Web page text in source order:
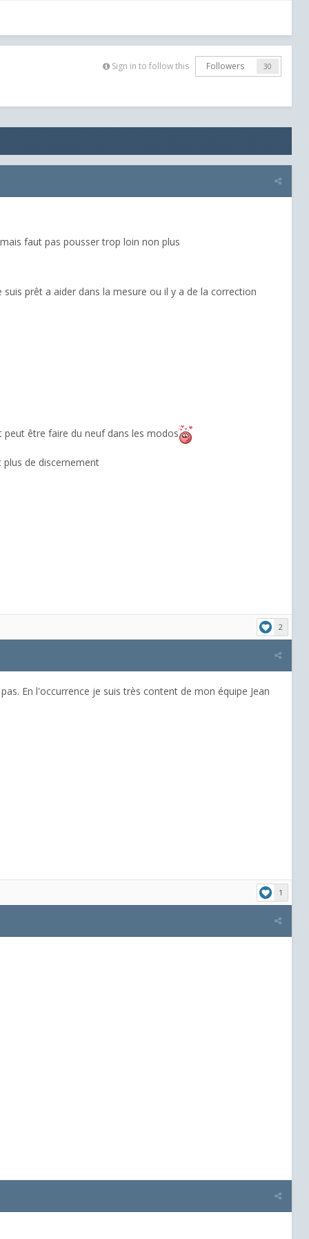
Sign in to follow this Followers 30
faut pas pousser trop loin non plus
prêt a aider dans la mesure ou il y a de la correction
être faire du neuf dans les modos
de discernement
2
En l'occurrence je suis très content de mon équipe Jean
1